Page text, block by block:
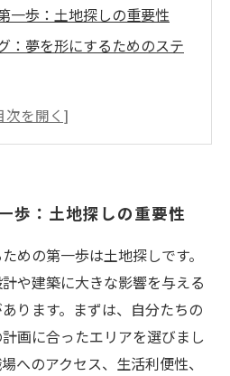
一歩：土地探しの重要性
：夢を形にするためのステ
ムーズな進行のために知っ
功の秘訣：失敗しないため
するために：新築プロセス
歩：土地探しの重要性
めの第一歩は土地探しです。
や建築に大きな影響を与える
ります。まずは、自分たちの
画に合ったエリアを選びまし
へのアクセス、生活利便性、